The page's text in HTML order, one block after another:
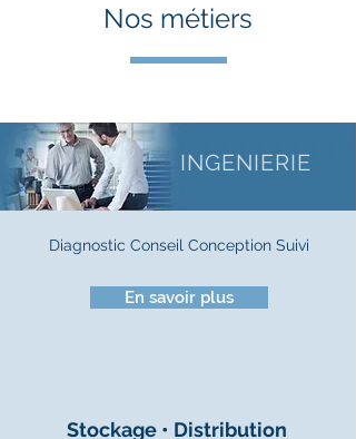
Nos métiers
INGENIERIE
Diagnostic Conseil Conception Suivi
En savoir plus
Stockage • Distribution